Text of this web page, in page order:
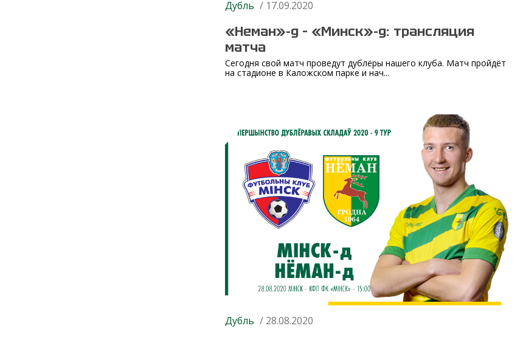
Дубль / 17.09.2020
«Неман»-д – «Минск»-д: трансляция
матча
Сегодня свой матч проведут дублёры нашего клуба. Матч пройдёт
на стадионе в Каложском парке и нач...
Дубль / 28.08.2020